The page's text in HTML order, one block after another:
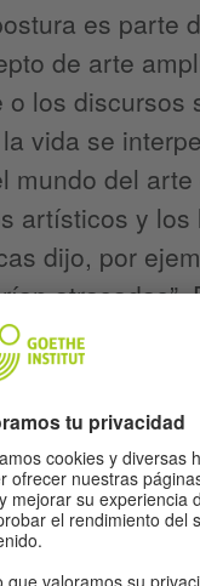
es parte
de arte
o los discursos
vida se
mundo del
artísticos y
dijo, por
Para
no tenía que
En la
muestras
Conzen hizo
museo.